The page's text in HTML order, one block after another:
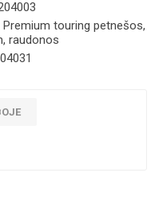
Premium touring petnešos,
raudonos